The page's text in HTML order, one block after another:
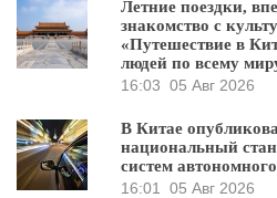
Летние поездки,
знакомство с
«Путешествие в
людей по всему
16:03 05 Авг 2026
В Китае
национальный
систем
16:01
05 Авг 2026